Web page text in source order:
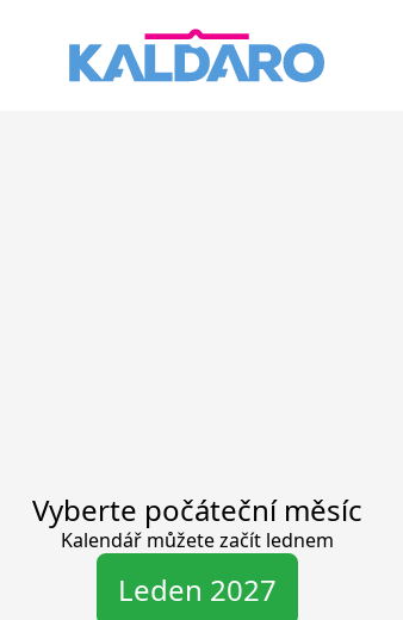
Vyberte počáteční měsíc
Kalendář můžete začít lednem
Leden 2027